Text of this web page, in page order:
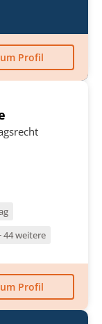
Profil
44 weitere
Profil